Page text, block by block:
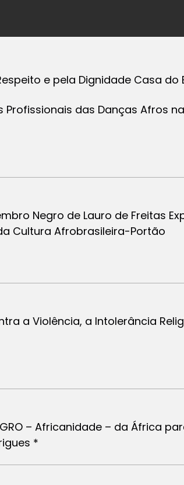
e pela Dignidade Casa do
Profissionais das Danças Afros
Negro de Lauro de Freitas
Cultura Afrobrasileira-Portão
a Violência, a Intolerância
– Africanidade – da África
*